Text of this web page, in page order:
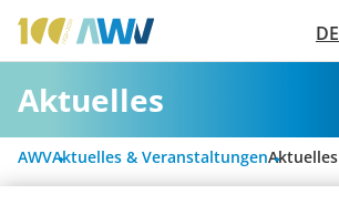
DE
Aktuelles
AWVAktuelles & VeranstaltungenAktuelles